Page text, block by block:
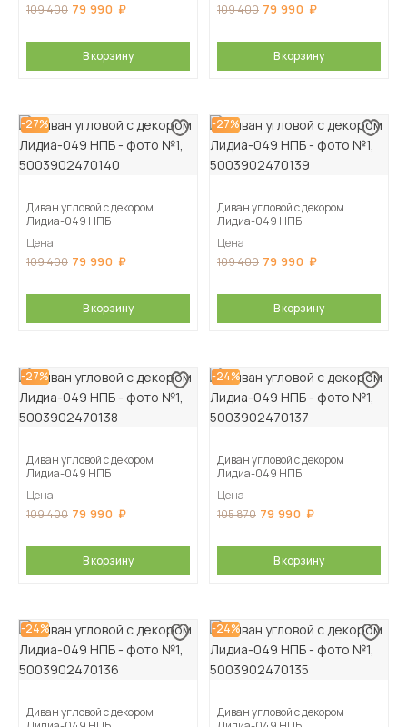
109 400 79 990
В корзину
109 400 79 990
В корзину
-27%
Диван угловой с декором
Лидиа-049 НПБ
Цена
109 400 79 990
В корзину
-27%
Диван угловой с декором
Лидиа-049 НПБ
Цена
109 400 79 990
В корзину
-27%
Диван угловой с декором
Лидиа-049 НПБ
Цена
109 400 79 990
В корзину
-24%
Диван угловой с декором
Лидиа-049 НПБ
Цена
105 870 79 990
В корзину
-24%
Диван угловой с декором
-24%
Диван угловой с декором